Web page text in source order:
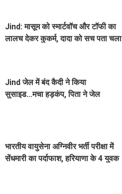
Jind: मासूम को स्मार्टवॉच और टॉफी का
लालच देकर कुकर्म, दादा को सच पता चला
Jind जेल में बंद कैदी ने किया
सुसाइड...मचा हड़कंप, पिता ने जेल
भारतीय वायुसेना अग्निवीर भर्ती परीक्षा में
सेंधमारी का पर्दाफाश, हरियाणा के 4 युवक